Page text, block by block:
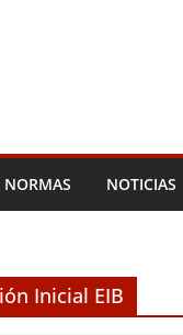
NORMAS NOTICIAS
Inicial EIB